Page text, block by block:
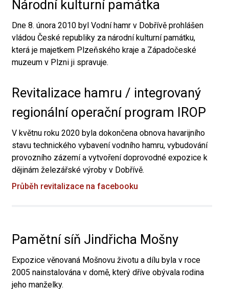
Národní kulturní památka
Dne 8. února 2010 byl Vodní hamr v Dobřívě prohlášen
vládou České republiky za národní kulturní památku,
která je majetkem Plzeňského kraje a Západočeské
muzeum v Plzni ji spravuje.
Revitalizace hamru / integrovaný
regionální operační program IROP
V květnu roku 2020 byla dokončena obnova havarijního
stavu technického vybavení vodního hamru, vybudování
provozního zázemí a vytvoření doprovodné expozice k
dějinám železářské výroby v Dobřívě.
Průběh revitalizace na facebooku
Pamětní síň Jindřicha Mošny
Expozice věnovaná Mošnovu životu a dílu byla v roce
2005 nainstalována v domě, který dříve obývala rodina
jeho manželky.